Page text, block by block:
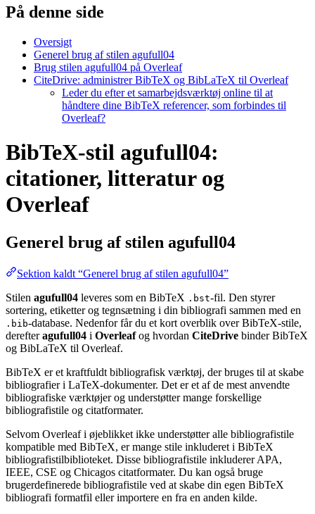
På denne side
Oversigt
Generel brug af stilen agufull04
Brug stilen agufull04 på Overleaf
CiteDrive: administrer BibTeX og BibLaTeX til Overleaf
Leder du efter et samarbejdsværktøj online til at
håndtere dine BibTeX referencer, som forbindes til
Overleaf?
BibTeX-stil agufull04:
citationer, litteratur og
Overleaf
Generel brug af stilen agufull04
Sektion kaldt “Generel brug af stilen agufull04”
Stilen agufull04 leveres som en BibTeX .bst-fil. Den styrer
sortering, etiketter og tegnsætning i din bibliografi sammen med en
.bib-database. Nedenfor får du et kort overblik over BibTeX-stile,
derefteragufull04 i Overleafog hvordan CiteDrive binder BibTeX
og BibLaTeX til Overleaf.
BibTeX er et kraftfuldt bibliografisk værktøj, der bruges til at skabe
bibliografier i LaTeX-dokumenter. Det er et af de mest anvendte
bibliografiske værktøjer og understøtter mange forskellige
bibliografistile og citatformater.
Selvom Overleaf i øjeblikket ikke understøtter alle bibliografistile
kompatible med BibTeX, er mange stile inkluderet i BibTeX
bibliografistilbiblioteket. Disse bibliografistile inkluderer APA,
IEEE, CSE og Chicagos citatformater. Du kan også bruge
brugerdefinerede bibliografistile ved at skabe din egen BibTeX
bibliografi formatfil eller importere en fra en anden kilde.